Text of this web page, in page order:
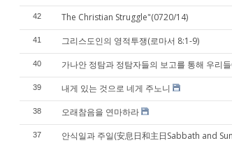
42 The Christian Struggle"(0720/14)
41 그리스도인의 영적투쟁(로마서 8:1-9)
40 가나안 정탐과 정탐자들의 보고를 통해 우리
39 내게 있는 것으로 네게 주노니
38 오래참음을 연마하라
37 안식일과 주일(安息日和主日Sabbath and